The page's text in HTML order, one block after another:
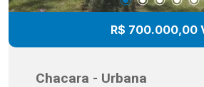
R$ 700.000,00
Chacara - Urbana